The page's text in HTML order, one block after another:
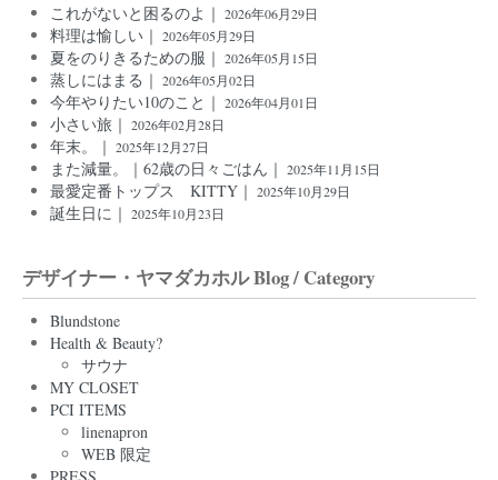
これがないと困るのよ｜ 2026年06月29日
料理は愉しい｜ 2026年05月29日
夏をのりきるための服｜ 2026年05月15日
蒸しにはまる｜ 2026年05月02日
今年やりたい10のこと｜ 2026年04月01日
小さい旅｜ 2026年02月28日
年末。｜ 2025年12月27日
また減量。｜62歳の日々ごはん｜ 2025年11月15日
最愛定番トップス KITTY｜ 2025年10月29日
誕生日に｜ 2025年10月23日
デザイナー・ヤマダカホル Blog / Category
Blundstone
Health & Beauty?
サウナ
MY CLOSET
PCI ITEMS
linenapron
WEB 限定